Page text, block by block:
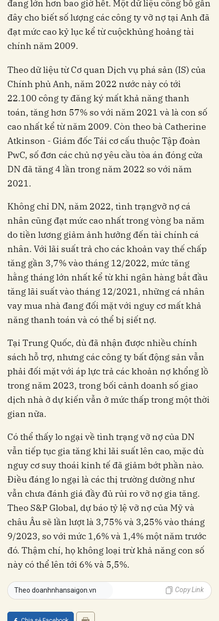
đang lớn hơn bao giờ hết. Một dữ liệu công bố gần
đây cho biết số lượng các công ty vỡ nợ tại Anh đã
đạt mức cao kỷ lục kể từ cuộckhủng hoảng tài
chính năm 2009.
Theo dữ liệu từ Cơ quan Dịch vụ phá sản (IS) của
Chính phủ Anh, năm 2022 nước này có tới
22.100 công ty đăng ký mất khả năng thanh
toán, tăng hơn 57% so với năm 2021 và là con số
cao nhất kể từ năm 2009. Còn theo bà Catherine
Atkinson - Giám đốc Tái cơ cấu thuộc Tập đoàn
PwC, số đơn các chủ nợ yêu cầu tòa án đóng cửa
DN đã tăng 4 lần trong năm 2022 so với năm
2021.
Không chỉ DN, năm 2022, tình trạngvỡ nợ cá
nhân cũng đạt mức cao nhất trong vòng ba năm
do tiền lương giảm ảnh hưởng đến tài chính cá
nhân. Với lãi suất trả cho các khoản vay thế chấp
tăng gần 3,7% vào tháng 12/2022, mức tăng
hằng tháng lớn nhất kể từ khi ngân hàng bắt đầu
tăng lãi suất vào tháng 12/2021, những cá nhân
vay mua nhà đang đối mặt với nguy cơ mất khả
năng thanh toán và có thể bị siết nợ.
Tại Trung Quốc, dù đã nhận được nhiều chính
sách hỗ trợ, nhưng các công ty bất động sản vẫn
phải đối mặt với áp lực trả các khoản nợ khổng lồ
trong năm 2023, trong bối cảnh doanh số giao
dịch nhà ở dự kiến vẫn ở mức thấp trong một thời
gian nữa.
Có thể thấy lo ngại về tình trạng vỡ nợ của DN
vẫn tiếp tục gia tăng khi lãi suất lên cao, mặc dù
nguy cơ suy thoái kinh tế đã giảm bớt phần nào.
Điều đáng lo ngại là các thị trường dường như
vẫn chưa đánh giá đầy đủ rủi ro vỡ nợ gia tăng.
Theo S&P Global, dự báo tỷ lệ vỡ nợ của Mỹ và
châu Âu sẽ lần lượt là 3,75% và 3,25% vào tháng
9/2023, so với mức 1,6% và 1,4% một năm trước
đó. Thậm chí, họ không loại trừ khả năng con số
này có thể lên tới 6% và 5,5%.
Theo doanhnhansaigon.vn Copy Link